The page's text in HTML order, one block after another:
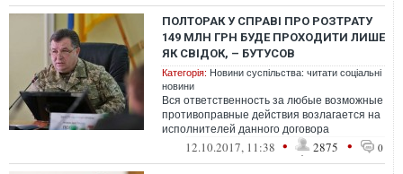
ПОЛТОРАК У СПРАВІ ПРО РОЗТРАТУ
149 МЛН ГРН БУДЕ ПРОХОДИТИ ЛИШЕ
ЯК СВІДОК, – БУТУСОВ
Категорія: Новини суспільства: читати соціальні
новини
Вся ответственность за любые возможные
противоправные действия возлагается на
исполнителей данного договора
12.10.2017, 11:38 • 2875 • 0